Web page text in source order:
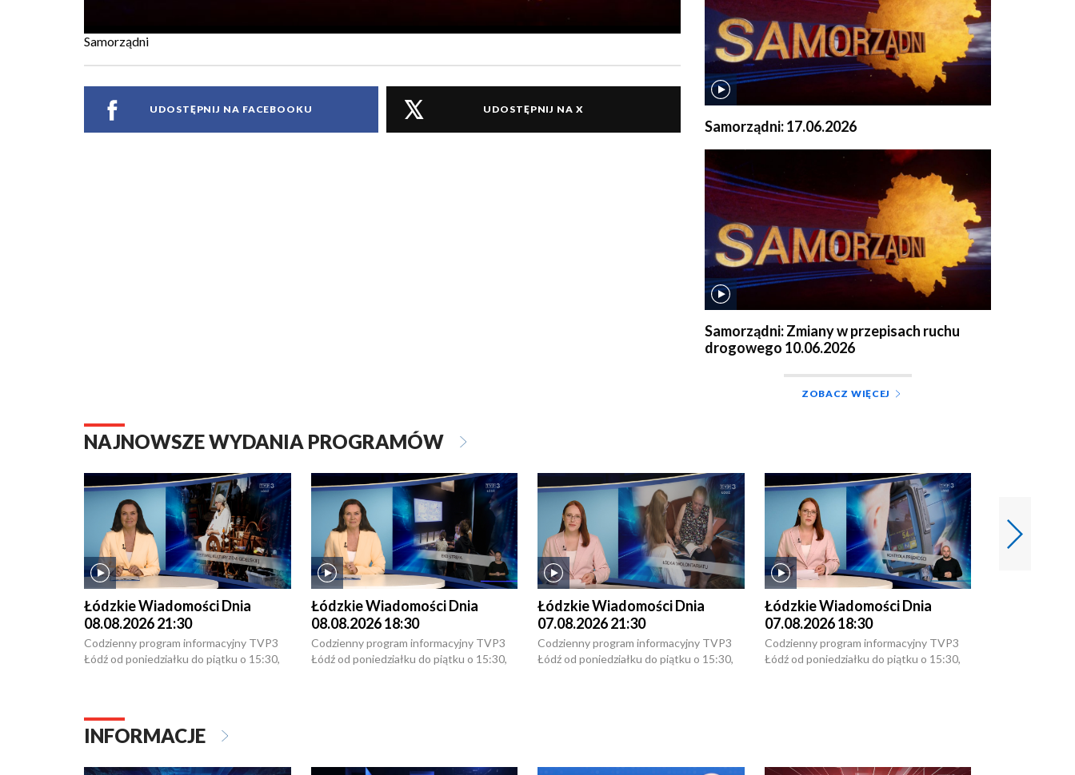
Samorządni
UDOSTĘPNIJ NA FACEBOOKU UDOSTĘPNIJ NA X
Samorządni: 17.06.2026
Samorządni: Zmiany w przepisach ruchu
drogowego 10.06.2026
ZOBACZ WIĘCEJ
NAJNOWSZE WYDANIA PROGRAMÓW
Łódzkie Wiadomości Dnia
08.08.2026 21:30
Codzienny program informacyjny TVP3
Łódź od poniedziałku do piątku o 15:30,
Łódzkie Wiadomości Dnia
08.08.2026 18:30
Codzienny program informacyjny TVP3
Łódź od poniedziałku do piątku o 15:30,
Łódzkie Wiadomości Dnia
07.08.2026 21:30
Codzienny program informacyjny TVP3
Łódź od poniedziałku do piątku o 15:30,
Łódzkie Wiadomości Dnia
07.08.2026 18:30
Codzienny program informacyjny TVP3
Łódź od poniedziałku do piątku o 15:30,
INFORMACJE